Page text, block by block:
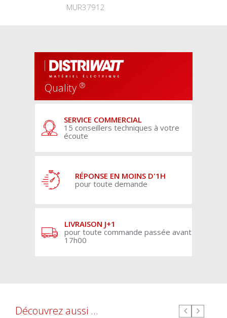
MUR37912
Quality ®
SERVICE COMMERCIAL
15 conseillers techniques à votre
écoute
RÉPONSE EN MOINS D'1H
pour toute demande
LIVRAISON J+1
pour toute commande passée avant
17h00
Découvrez aussi ...